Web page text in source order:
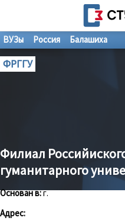
ВУЗы Россия Балашиха
ФРГГУ
Филиал
гуманитарного
Основан в:г.
Адрес: